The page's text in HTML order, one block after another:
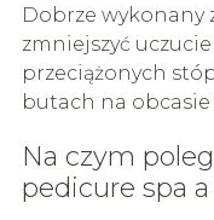
Dobrze wykonany
zmniejszyć
przeciążonych
butach na obcasie
Na czym
pedicure spa